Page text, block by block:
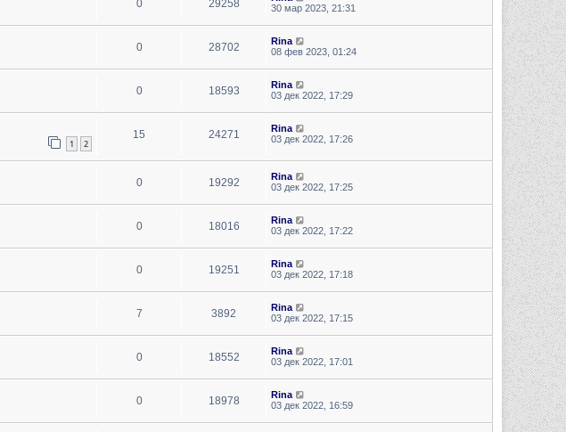
0 29258
30 мар 2023, 21:31
0 28702
Rina
08 фев 2023, 01:24
0 18593
Rina
03 дек 2022, 17:29
1 2
15 24271
Rina
03 дек 2022, 17:26
0 19292
Rina
03 дек 2022, 17:25
0 18016
Rina
03 дек 2022, 17:22
0 19251
Rina
03 дек 2022, 17:18
7 3892
Rina
03 дек 2022, 17:15
0 18552
Rina
03 дек 2022, 17:01
0 18978
Rina
03 дек 2022, 16:59